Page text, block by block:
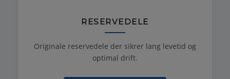
RESERVEDELE
Originale reservedele der sikrer lang levetid og
optimal drift.